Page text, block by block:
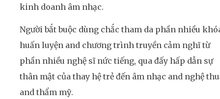
kinh doanh âm nhạc.
Người bắt buộc dùng chắc tham da phần nhiều
huấn luyện and chương trình truyền cảm nghĩ từ
phần nhiều nghệ sĩ nức tiếng, qua đấy hấp dẫn sự
thân mật của thay hệ trẻ đến âm nhạc and nghệ
and thẩm mỹ.